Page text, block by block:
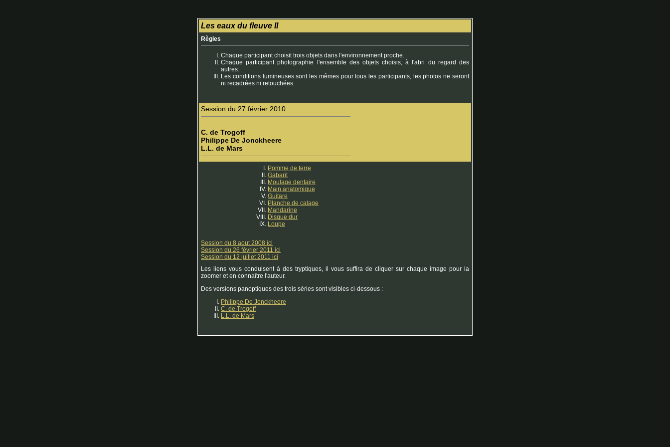
Les eaux du fleuve II
Règles
Chaque participant choisit trois objets dans l'environnement proche.
Chaque participant photographie l'ensemble des objets choisis, à l'abri du regard des
autres.
Les conditions lumineuses sont les mêmes pour tous les participants, les photos ne seront
ni recadrées ni retouchées.
Session du 27 février 2010
C. de Trogoff
Philippe De Jonckheere
L.L. de Mars
Pomme de terre
Gabarit
Moulage dentaire
Main anatomique
Guitare
Planche de calage
Mandarine
Disque dur
Loupe
Session du 8 aout 2008 ici
Session du 26 février 2011 ici
Session du 12 juillet 2011 ici
Les liens vous conduisent à des tryptiques, il vous suffira de cliquer sur chaque image pour la
zoomer et en connaître l'auteur.
Des versions panoptiques des trois séries sont visibles ci-dessous :
Philippe De Jonckheere
C. de Trogoff
L.L. de Mars